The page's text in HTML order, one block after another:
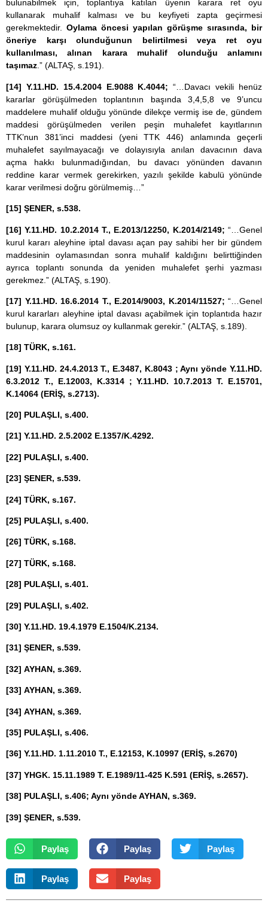
bulunabilmek için, toplantıya katılan üyenin karara ret oyu
kullanarak muhalif kalması ve bu keyfiyeti zapta geçirmesi
gerekmektedir. Oylama öncesi yapılan görüşme sırasında, bir
öneriye karşı olunduğunun belirtilmesi veya ret oyu
kullanılması, alınan karara muhalif olunduğu anlamını
taşımaz.” (ALTAŞ, s.191).
[14] Y.11.HD. 15.4.2004 E.9088 K.4044; “…Davacı vekili henüz
kararlar görüşülmeden toplantının başında 3,4,5,8 ve 9’uncu
maddelere muhalif olduğu yönünde dilekçe vermiş ise de, gündem
maddesi görüşülmeden verilen peşin muhalefet kayıtlarının
TTK’nun 381’inci maddesi (yeni TTK 446) anlamında geçerli
muhalefet sayılmayacağı ve dolayısıyla anılan davacının dava
açma hakkı bulunmadığından, bu davacı yönünden davanın
reddine karar vermek gerekirken, yazılı şekilde kabulü yönünde
karar verilmesi doğru görülmemiş…”
[15] ŞENER, s.538.
[16] Y.11.HD. 10.2.2014 T., E.2013/12250, K.2014/2149; “…Genel
kurul kararı aleyhine iptal davası açan pay sahibi her bir gündem
maddesinin oylamasından sonra muhalif kaldığını belirttiğinden
ayrıca toplantı sonunda da yeniden muhalefet şerhi yazması
gerekmez.” (ALTAŞ, s.190).
[17] Y.11.HD. 16.6.2014 T., E.2014/9003, K.2014/11527; “…Genel
kurul kararları aleyhine iptal davası açabilmek için toplantıda hazır
bulunup, karara olumsuz oy kullanmak gerekir.” (ALTAŞ, s.189).
[18] TÜRK, s.161.
[19] Y.11.HD. 24.4.2013 T., E.3487, K.8043 ; Aynı yönde Y.11.HD.
6.3.2012 T., E.12003, K.3314 ; Y.11.HD. 10.7.2013 T. E.15701,
K.14064 (ERİŞ, s.2713).
[20] PULAŞLI, s.400.
[21] Y.11.HD. 2.5.2002 E.1357/K.4292.
[22] PULAŞLI, s.400.
[23] ŞENER, s.539.
[24] TÜRK, s.167.
[25] PULAŞLI, s.400.
[26] TÜRK, s.168.
[27] TÜRK, s.168.
[28] PULAŞLI, s.401.
[29] PULAŞLI, s.402.
[30] Y.11.HD. 19.4.1979 E.1504/K.2134.
[31] ŞENER, s.539.
[32] AYHAN, s.369.
[33] AYHAN, s.369.
[34] AYHAN, s.369.
[35] PULAŞLI, s.406.
[36] Y.11.HD. 1.11.2010 T., E.12153, K.10997 (ERİŞ, s.2670)
[37] YHGK. 15.11.1989 T. E.1989/11-425 K.591 (ERİŞ, s.2657).
[38] PULAŞLI, s.406; Aynı yönde AYHAN, s.369.
[39] ŞENER, s.539.
Paylaş Paylaş Paylaş
Paylaş Paylaş